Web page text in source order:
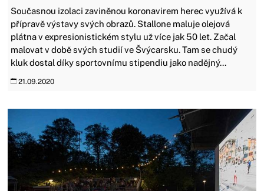
Současnou izolaci zaviněnou koronavirem herec využívá k
přípravě výstavy svých obrazů. Stallone maluje olejová
plátna v expresionistickém stylu už více jak 50 let. Začal
malovat v době svých studií ve Švýcarsku. Tam se chudý
kluk dostal díky sportovnímu stipendiu jako nadějný...
21.09.2020